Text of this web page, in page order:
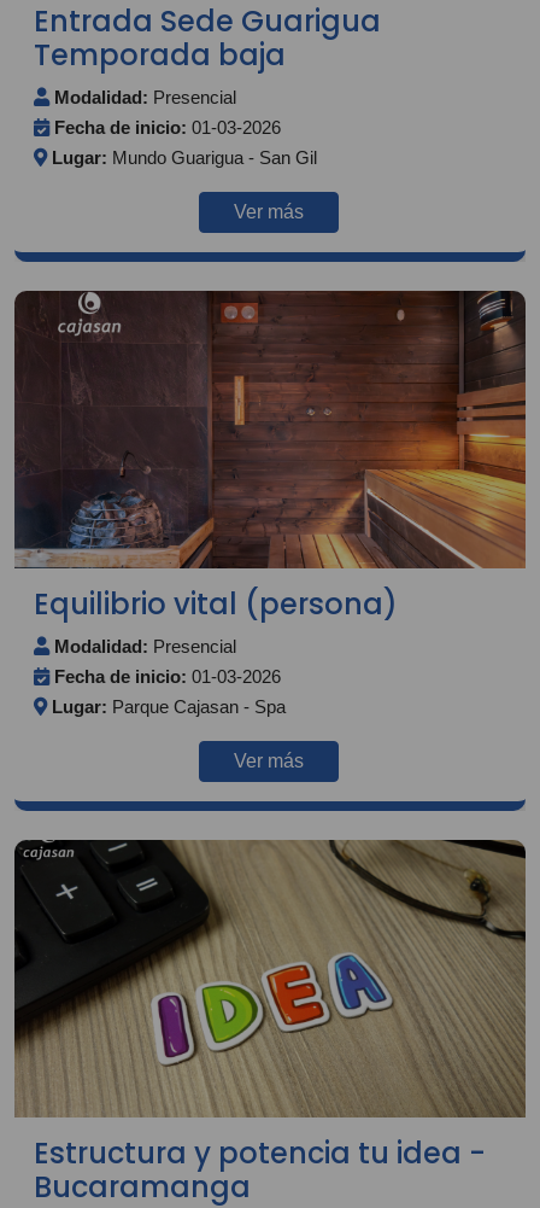
Entrada Sede Guarigua
Temporada baja
Modalidad: Presencial
Fecha de inicio: 01-03-2026
Lugar: Mundo Guarigua - San Gil
Ver más
Equilibrio vital (persona)
Modalidad: Presencial
Fecha de inicio: 01-03-2026
Lugar: Parque Cajasan - Spa
Ver más
Estructura y potencia tu idea -
Bucaramanga